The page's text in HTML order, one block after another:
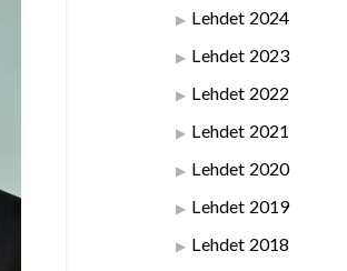
Lehdet 2024
Lehdet 2023
Lehdet 2022
Lehdet 2021
Lehdet 2020
Lehdet 2019
Lehdet 2018